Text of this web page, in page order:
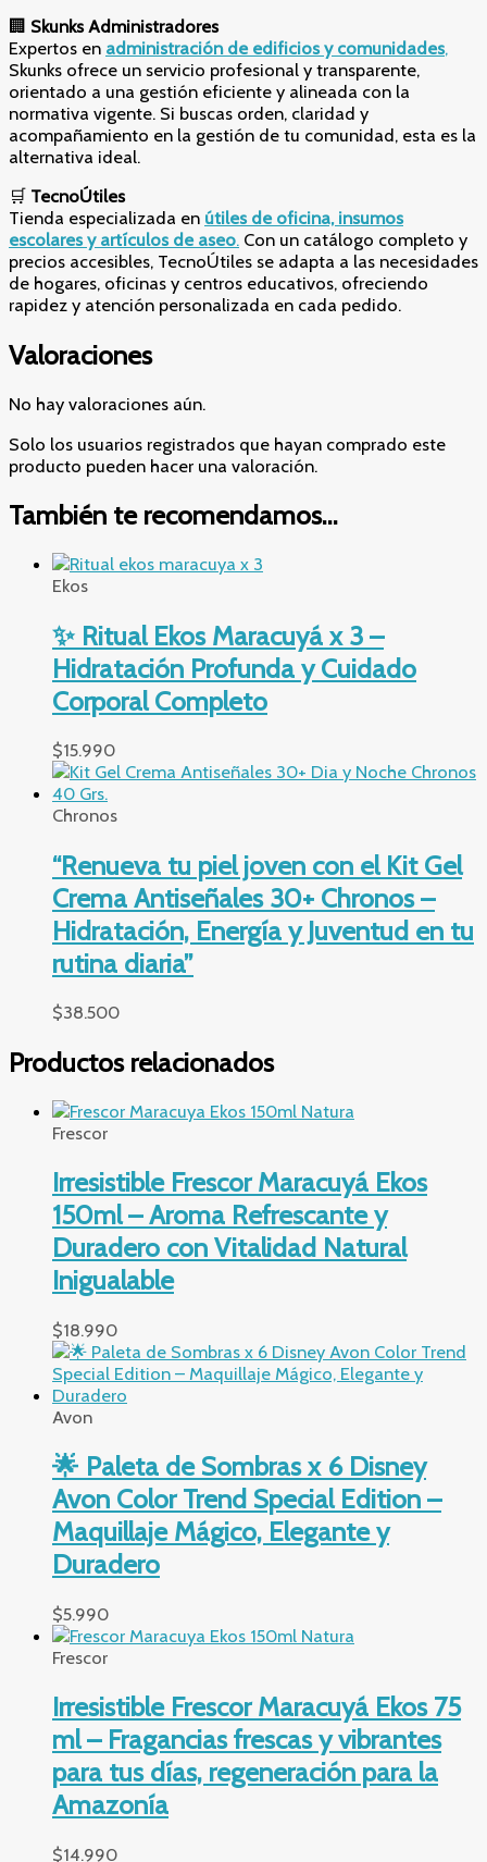
🏢 Skunks Administradores
Expertos en administración de edificios y comunidades,
Skunks ofrece un servicio profesional y transparente,
orientado a una gestión eficiente y alineada con la
normativa vigente. Si buscas orden, claridad y
acompañamiento en la gestión de tu comunidad, esta es la
alternativa ideal.
🛒 TecnoÚtiles
Tienda especializada en útiles de oficina, insumos
escolares y artículos de aseo. Con un catálogo completo y
precios accesibles, TecnoÚtiles se adapta a las necesidades
de hogares, oficinas y centros educativos, ofreciendo
rapidez y atención personalizada en cada pedido.
Valoraciones
No hay valoraciones aún.
Solo los usuarios registrados que hayan comprado este
producto pueden hacer una valoración.
También te recomendamos…
Ekos
✨ Ritual Ekos Maracuyá x 3 –
Hidratación Profunda y Cuidado
Corporal Completo
$15.990
Chronos
“Renueva tu piel joven con el Kit Gel
Crema Antiseñales 30+ Chronos –
Hidratación, Energía y Juventud en tu
rutina diaria”
$38.500
Productos relacionados
Frescor
Irresistible Frescor Maracuyá Ekos
150ml – Aroma Refrescante y
Duradero con Vitalidad Natural
Inigualable
$18.990
Avon
🌟 Paleta de Sombras x 6 Disney
Avon Color Trend Special Edition –
Maquillaje Mágico, Elegante y
Duradero
$5.990
Frescor
Irresistible Frescor Maracuyá Ekos 75
ml – Fragancias frescas y vibrantes
para tus días, regeneración para la
Amazonía
$14.990